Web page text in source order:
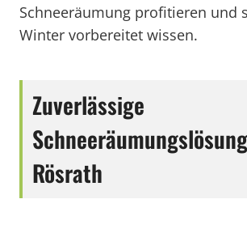
Schneeräumung profitieren und
Winter vorbereitet wissen.
Zuverlässige
Rösrath